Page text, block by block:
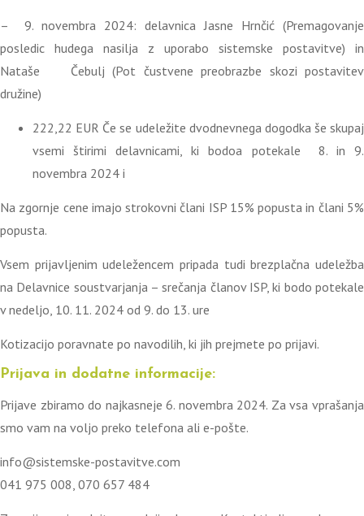
– 9. novembra 2024: delavnica Jasne Hrnčić (Premagovanje
posledic hudega nasilja z uporabo sistemske postavitve) in
Nataše Čebulj (Pot čustvene preobrazbe skozi postavitev
družine)
222,22 EUR Če se udeležite dvodnevnega dogodka še skupaj
vsemi štirimi delavnicami, ki bodoa potekale 8. in 9.
novembra 2024 i
Na zgornje cene imajo strokovni člani ISP 15% popusta in člani 5%
popusta.
Vsem prijavljenim udeležencem pripada tudi brezplačna udeležba
na Delavnice soustvarjanja – srečanja članov ISP, ki bodo potekale
v nedeljo, 10. 11. 2024 od 9. do 13. ure
Kotizacijo poravnate po navodilih, ki jih prejmete po prijavi.
Prijava in dodatne informacije:
Prijave zbiramo do najkasneje 6. novembra 2024. Za vsa vprašanja
smo vam na voljo preko telefona ali e-pošte.
info@sistemske-postavitve.com
041 975 008, 070 657 484